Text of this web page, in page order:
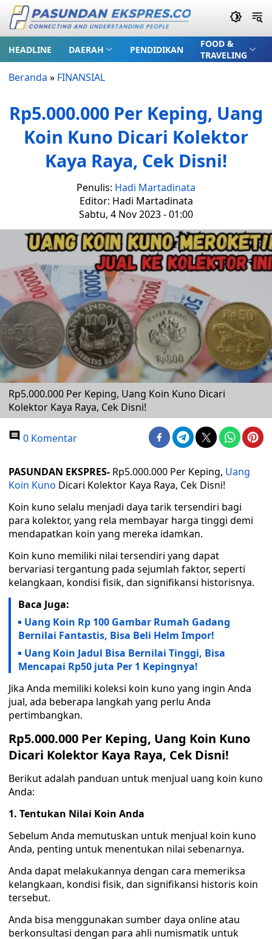
HEADLINE DAERAH PENDIDIKAN
FOOD &
TRAVELING
Beranda » FINANSIAL
Rp5.000.000 Per Keping, Uang
Koin Kuno Dicari Kolektor
Kaya Raya, Cek Disni!
Penulis: Hadi Martadinata
Editor: Hadi Martadinata
Sabtu, 4 Nov 2023 - 01:00
Rp5.000.000 Per Keping, Uang Koin Kuno Dicari
Kolektor Kaya Raya, Cek Disni!
0 Komentar
PASUNDAN EKSPRES- Rp5.000.000 Per Keping, Uang
Koin Kuno Dicari Kolektor Kaya Raya, Cek Disni!
Koin kuno selalu menjadi daya tarik tersendiri bagi
para kolektor, yang rela membayar harga tinggi demi
mendapatkan koin yang mereka idamkan.
Koin kuno memiliki nilai tersendiri yang dapat
bervariasi tergantung pada sejumlah faktor, seperti
kelangkaan, kondisi fisik, dan signifikansi historisnya.
Baca Juga:
Uang Koin Rp 100 Gambar Rumah Gadang
Bernilai Fantastis, Bisa Beli Helm Impor!
Uang Koin Jadul Bisa Bernilai Tinggi, Bisa
Mencapai Rp50 juta Per 1 Kepingnya!
Jika Anda memiliki koleksi koin kuno yang ingin Anda
jual, ada beberapa langkah yang perlu Anda
pertimbangkan.
Rp5.000.000 Per Keping, Uang Koin Kuno
Dicari Kolektor Kaya Raya, Cek Disni!
Berikut adalah panduan untuk menjual uang koin kuno
Anda:
1. Tentukan Nilai Koin Anda
Sebelum Anda memutuskan untuk menjual koin kuno
Anda, penting untuk menentukan nilai sebenarnya.
Anda dapat melakukannya dengan cara memeriksa
kelangkaan, kondisi fisik, dan signifikansi historis koin
tersebut.
Anda bisa menggunakan sumber daya online atau
berkonsultasi dengan para ahli numismatik untuk